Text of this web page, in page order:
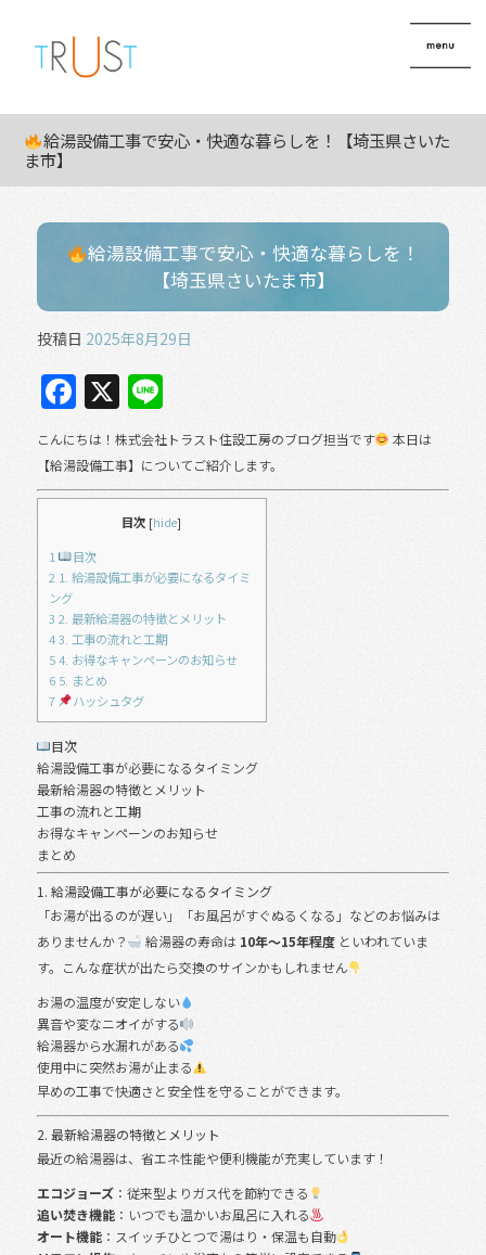
給湯設備工事で安心・快適な暮らしを！【埼玉県さいた
ま市】
給湯設備工事で安心・快適な暮らしを！
【埼玉県さいたま市】
投稿日 2025年8月29日
F
a
c
e
o
o
k
X Li
n
e
こんにちは！株式会社トラスト住設工房のブログ担当です
本日は
【給湯設備工事】についてご紹介します。
目次 [hide]
1
目次
2 1. 給湯設備工事が必要になるタイミ
ング
3 2. 最新給湯器の特徴とメリット
43. 工事の流れと工期
54. お得なキャンペーンのお知らせ
65. まとめ
7
ハッシュタグ
目次
給湯設備工事が必要になるタイミング
最新給湯器の特徴とメリット
工事の流れと工期
お得なキャンペーンのお知らせ
まとめ
1. 給湯設備工事が必要になるタイミング
「お湯が出るのが遅い」「お風呂がすぐぬるくなる」などのお悩みは
ありませんか？
給湯器の寿命は 10年〜15年程度 といわれていま
す。こんな症状が出たら交換のサインかもしれません
お湯の温度が安定しない
異音や変なニオイがする
給湯器から水漏れがある
使用中に突然お湯が止まる
早めの工事で快適さと安全性を守ることができます。
2. 最新給湯器の特徴とメリット
最近の給湯器は、省エネ性能や便利機能が充実しています！
エコジョーズ：従来型よりガス代を節約できる
追い焚き機能：いつでも温かいお風呂に入れる
オート機能：スイッチひとつで湯はり・保温も自動